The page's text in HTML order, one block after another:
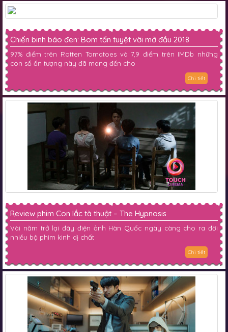
Chiến binh báo đen: Bom tấn tuyệt vời mở đầu 2018
97% điểm trên Rotten Tomatoes và 7,9 điểm trên IMDb những
con số ấn tượng này đã mang đến cho
Chi tiết
Review phim Con lắc tà thuật – The Hypnosis
Vài năm trở lại đây điện ảnh Hàn Quốc ngày càng cho ra đời
nhiều bộ phim kinh dị chất
Chi tiết